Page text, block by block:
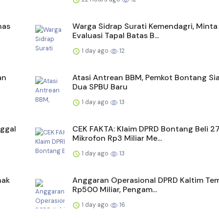
Warga Sidrap Surati Kemendagri, Minta
Evaluasi Tapal Batas B...
1 day ago 12
Atasi Antrean BBM, Pemkot Bontang
Dua SPBU Baru
1 day ago 13
CEK FAKTA: Klaim DPRD Bontang Beli 27
Mikrofon Rp3 Miliar Me...
1 day ago 13
Anggaran Operasional DPRD Kaltim
Rp500 Miliar, Pengam...
1 day ago 16